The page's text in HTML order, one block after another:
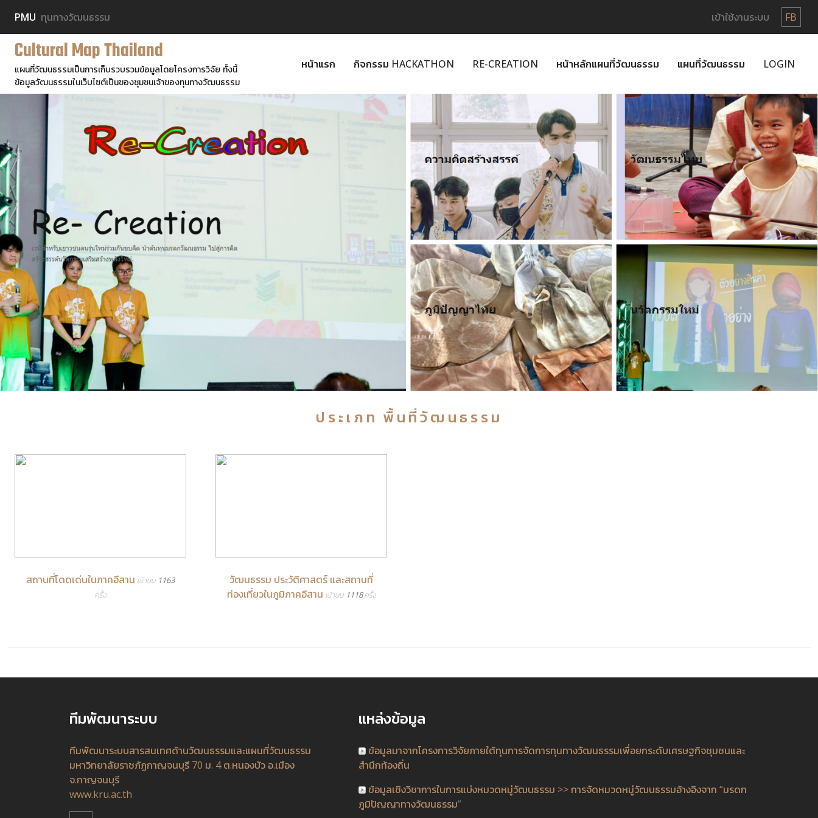
PMU ทุนทางวัฒนธรรม เข้าใช้งานระบบ FB
Cultural Map Thailand
แผนที่วัฒนธรรมเป็นการเก็บรวบรวมข้อมูลโดยโครงการวิจัย ทั้งนี้
ข้อมูลวัฒนธรรมในเว็บไซต์เป็นของชุมชนเจ้าของทุนทางวัฒนธรรม
หน้าแรก กิจกรรม HACKATHON RE-CREATION หน้าหลักแผนที่วัฒนธรรม แผนที่วัฒนธรรม LOGIN
ประเภท พื้นที่วัฒนธรรม
สถานที่โดดเด่นในภาคอีสาน เข้าชม 1163
ครั้ง
วัฒนธรรม ประวัติศาสตร์ และสถานที่
ท่องเที่ยวในภูมิภาคอีสาน เข้าชม 1118 ครั้ง
ทีมพัฒนาระบบ
ทีมพัฒนาระบบสารสนเทศด้านวัฒนธรรมและแผนที่วัฒนธรรม
มหาวิทยาลัยราชภัฏกาญจนบุรี 70 ม. 4 ต.หนองบัว อ.เมือง
จ.กาญจนบุรี
www.kru.ac.th
แหล่งข้อมูล
ข้อมูลมาจากโครงการวิจัยภายใต้ทุนการจัดการทุนทางวัฒนธรรมเพื่อยกระดับเศรษฐกิจชุมชนและ
สำนึกท้องถิ่น
ข้อมูลเชิงวิชาการในการแบ่งหมวดหมู่วัฒนธรรม >> การจัดหมวดหมู่วัฒนธรรมอ้างอิงจาก “มรดก
ภูมิปัญญาทางวัฒนธรรม”